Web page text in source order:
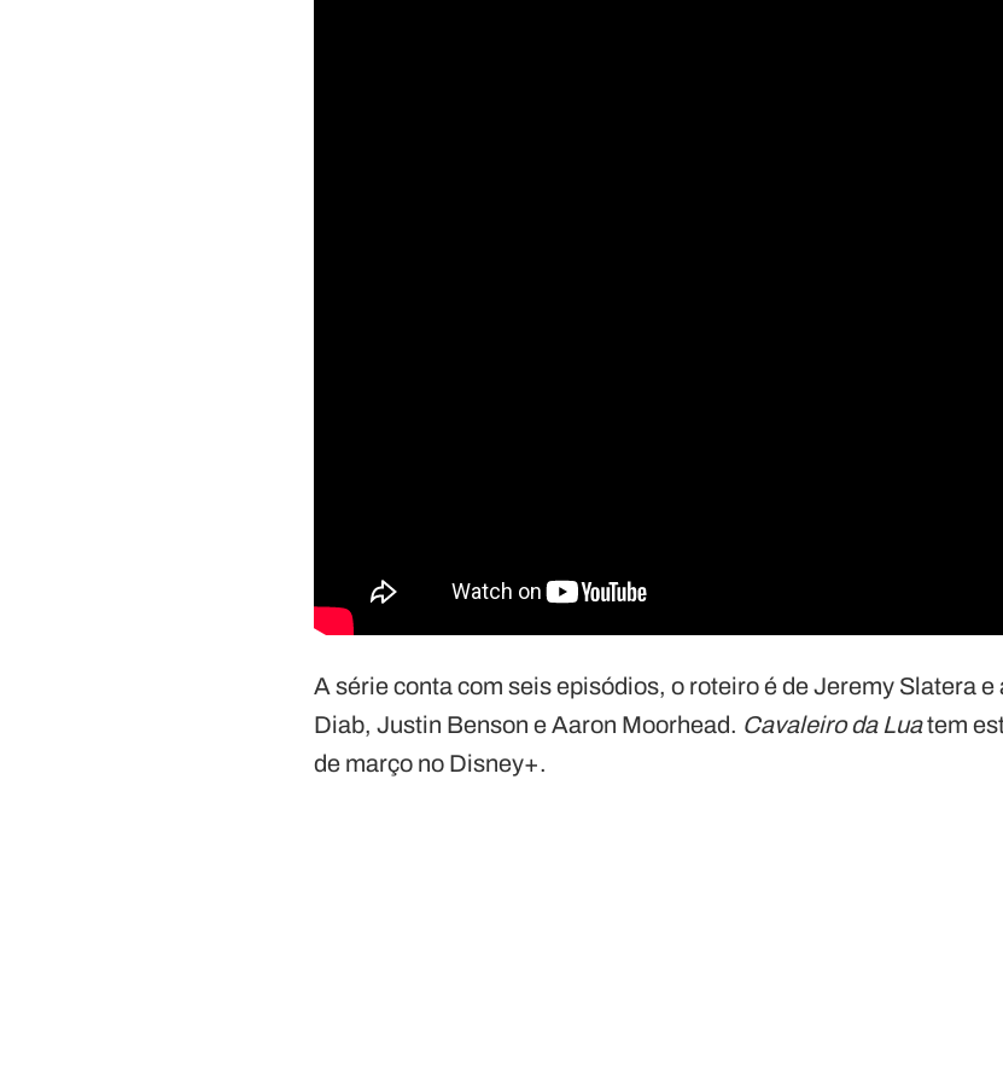
A série conta com seis episódios, o roteiro é de Jeremy Slatera e
Diab, Justin Benson e Aaron Moorhead. Cavaleiro da Luatem
de março no Disney+.